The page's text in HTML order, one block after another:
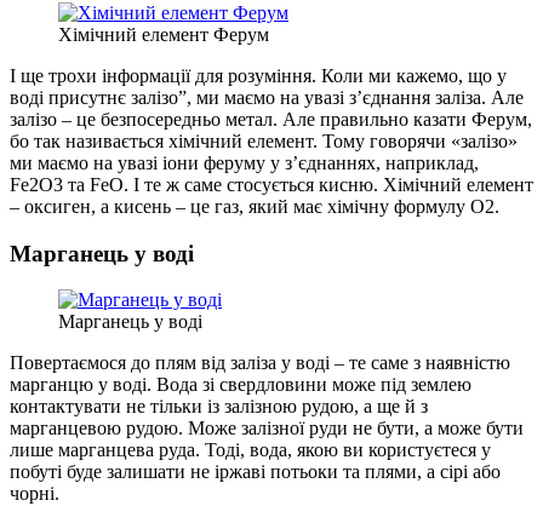
Хімічний елемент Ферум
І ще трохи інформації для розуміння. Коли ми кажемо, що у
воді присутнє залізо”, ми маємо на увазі з’єднання заліза. Але
залізо – це безпосередньо метал. Але правильно казати Ферум,
бо так називається хімічний елемент. Тому говорячи «залізо»
ми маємо на увазі іони феруму у з’єднаннях, наприклад,
Fe2O3 та FeO. І те ж саме стосується кисню. Хімічний елемент
– оксиген, а кисень – це газ, який має хімічну формулу О2.
Марганець у воді
Марганець у воді
Повертаємося до плям від заліза у воді – те саме з наявністю
марганцю у воді. Вода зі свердловини може під землею
контактувати не тільки із залізною рудою, а ще й з
марганцевою рудою. Може залізної руди не бути, а може бути
лише марганцева руда. Тоді, вода, якою ви користуєтеся у
побуті буде залишати не іржаві потьоки та плями, а сірі або
чорні.